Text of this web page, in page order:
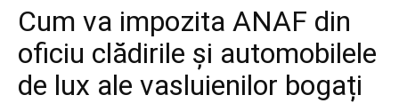
Cum va impozita ANAF din
oficiu clădirile și automobilele
de lux ale vasluienilor bogați